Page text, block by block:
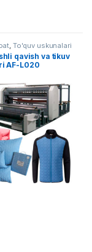
To'quv uskunalari
qavish va tikuv
AF-L020